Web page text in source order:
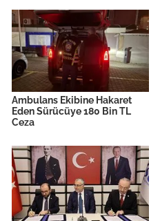
Ambulans Ekibine Hakaret
Eden Sürücüye 180 Bin TL
Ceza